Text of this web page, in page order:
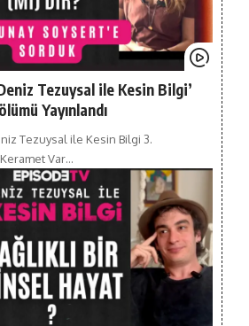
Tezuysal ile Kesin Bilgi’
Yayınlandı
Tezuysal ile Kesin Bilgi 3.
Var…